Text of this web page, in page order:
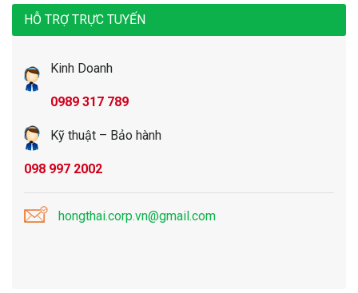
HỖ TRỢ TRỰC TUYẾN
Kinh Doanh
0989 317 789
Kỹ thuật – Bảo hành
098 997 2002
hongthai.corp.vn@gmail.com